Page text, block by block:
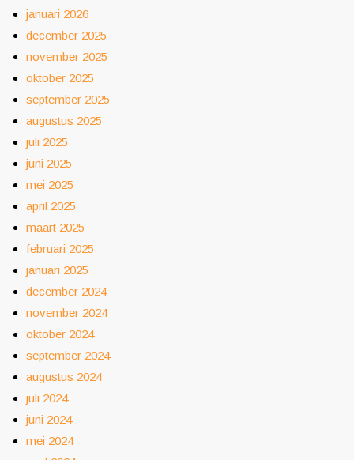
januari 2026
december 2025
november 2025
oktober 2025
september 2025
augustus 2025
juli 2025
juni 2025
mei 2025
april 2025
maart 2025
februari 2025
januari 2025
december 2024
november 2024
oktober 2024
september 2024
augustus 2024
juli 2024
juni 2024
mei 2024